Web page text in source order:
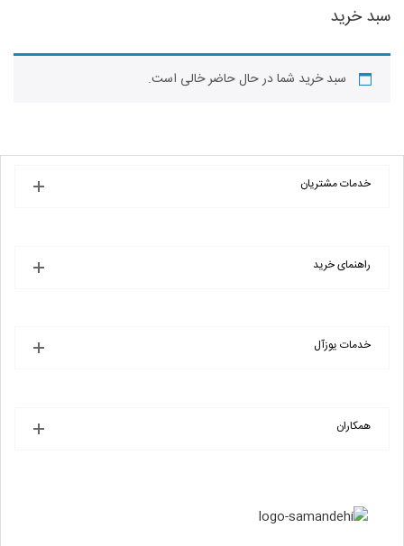
سبد خرید
سبد خرید شما در حال حاضر خالی است.
خدمات مشتریان
راهنمای خرید
خدمات یوزآل
همکاران